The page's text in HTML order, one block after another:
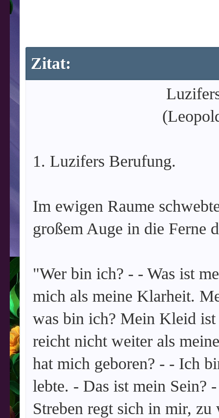
Zitat:
1. Luzifers Berufung.
Im ewigen Raume
großem Auge in die Ferne
"Wer bin ich? - - Was ist
mich als meine Klarheit.
was bin ich? Mein Kleid
reicht nicht weiter als
hat mich geboren? - - Ich
lebte. - Das ist mein Sein?
Streben regt sich in mir,